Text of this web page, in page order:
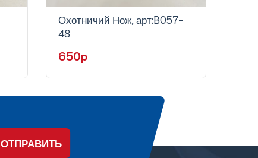
Охотничий Нож, арт:B057-
48
650p
ОТПРАВИТЬ